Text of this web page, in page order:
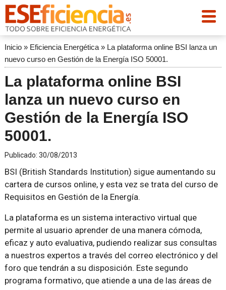
Inicio» Eficiencia Energética» La plataforma online BSI lanza un
nuevo curso en Gestión de la Energía ISO 50001.
La plataforma online BSI
lanza un nuevo curso en
Gestión de la Energía ISO
50001.
Publicado: 30/08/2013
BSI (British Standards Institution) sigue aumentando su
cartera de cursos online, y esta vez se trata del curso de
Requisitos en Gestión de la Energía.
La plataforma es un sistema interactivo virtual que
permite al usuario aprender de una manera cómoda,
eficaz y auto evaluativa, pudiendo realizar sus consultas
a nuestros expertos a través del correo electrónico y del
foro que tendrán a su disposición. Este segundo
programa formativo, que atiende a una de las áreas de